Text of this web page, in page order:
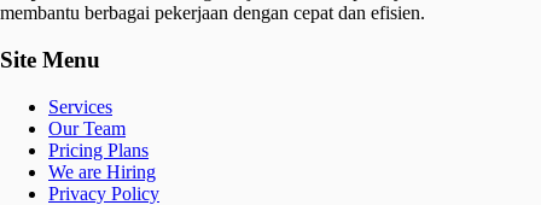
membantu berbagai pekerjaan dengan cepat dan efisien.
Site Menu
Services
Our Team
Pricing Plans
We are Hiring
Privacy Policy